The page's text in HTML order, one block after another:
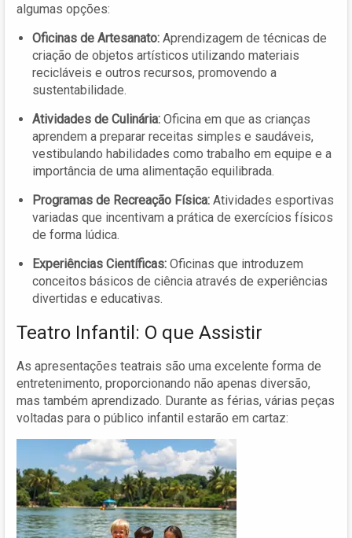
algumas opções:
Oficinas de Artesanato: Aprendizagem de técnicas de
criação de objetos artísticos utilizando materiais
recicláveis e outros recursos, promovendo a
sustentabilidade.
Atividades de Culinária: Oficina em que as crianças
aprendem a preparar receitas simples e saudáveis,
vestibulando habilidades como trabalho em equipe e a
importância de uma alimentação equilibrada.
Programas de Recreação Física: Atividades esportivas
variadas que incentivam a prática de exercícios físicos
de forma lúdica.
Experiências Científicas: Oficinas que introduzem
conceitos básicos de ciência através de experiências
divertidas e educativas.
Teatro Infantil: O que Assistir
As apresentações teatrais são uma excelente forma de
entretenimento, proporcionando não apenas diversão,
mas também aprendizado. Durante as férias, várias peças
voltadas para o público infantil estarão em cartaz: